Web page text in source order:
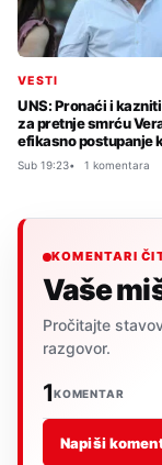
VESTI
UNS: Pronaći i
za pretnje smrću
efikasno postupanje
Sub 19:23 1 komentara
KOMENTARI
Vaše
Pročitajte
razgovor.
1KOMENTAR
Napiši